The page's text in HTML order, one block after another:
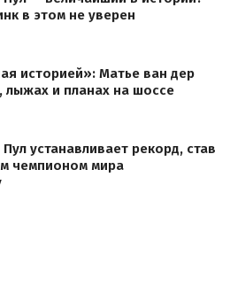
в этом не уверен
историей»: Матье ван дер
лыжах и планах на шоссе
устанавливает рекорд, став
чемпионом мира